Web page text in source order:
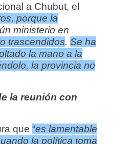
a Chubut, el
porque la
ministerio en
trascendidos. Se ha
la mano a la
la provincia no
la reunión con
que “es lamentable
la política toma